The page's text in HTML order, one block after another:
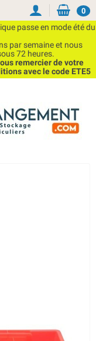
passe en mode été du
par semaine et nous
72 heures.
remercier de votre
avec le code ETE5
0